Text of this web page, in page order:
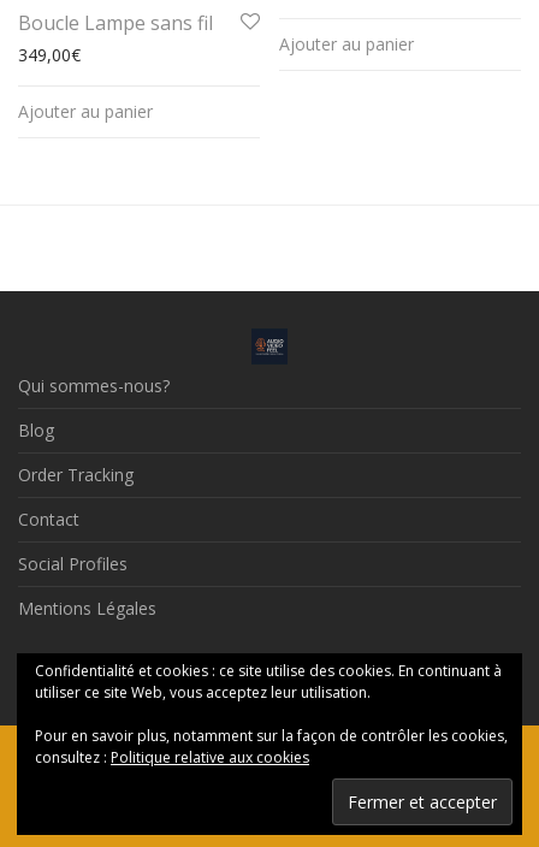
Boucle Lampe sans fil
349,00€
Ajouter au panier
Ajouter au panier
Qui sommes-nous?
Blog
Order Tracking
Contact
Social Profiles
Mentions Légales
© 2026 Audio Video Feel
Ceci est une boutique de présentation — aucune commande ne
sera honorée en ligne, merci de nous contacter par messagerie.
Confidentialité et cookies : ce site utilise des cookies. En continuant à
utiliser ce site Web, vous acceptez leur utilisation.
Pour en savoir plus, notamment sur la façon de contrôler les cookies,
consultez : Politique relative aux cookies